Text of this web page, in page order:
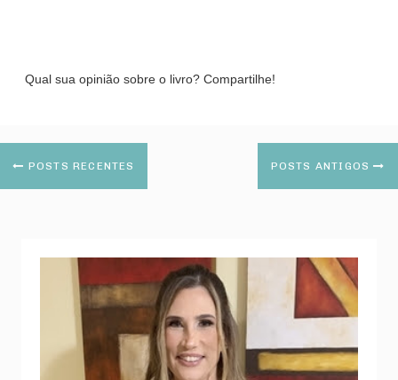
Qual sua opinião sobre o livro? Compartilhe!
POSTS RECENTES POSTS ANTIGOS